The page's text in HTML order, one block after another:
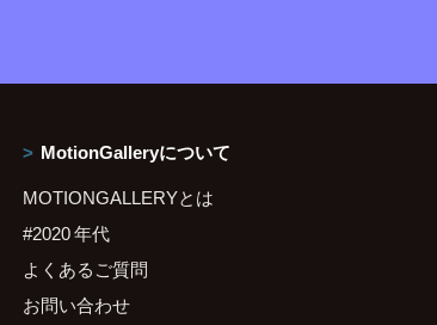
MotionGalleryについて
MOTIONGALLERYとは
#2020 年代
よくあるご質問
お問い合わせ